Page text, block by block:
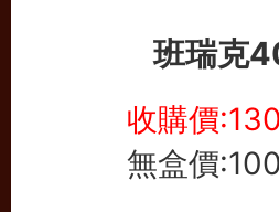
班瑞克
收購價
無盒價